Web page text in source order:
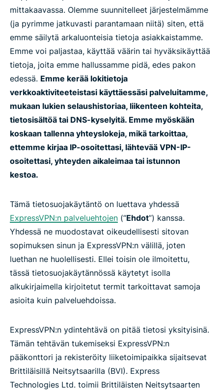
mittakaavassa. Olemme suunnitelleet järjestelmämme
(ja pyrimme jatkuvasti parantamaan niitä) siten, että
emme säilytä arkaluonteisia tietoja asiakkaistamme.
Emme voi paljastaa, käyttää väärin tai hyväksikäyttää
tietoja, joita emme hallussamme pidä, edes pakon
edessä. Emme kerää lokitietoja
verkkoaktiviteeteistasi käyttäessäsi palveluitamme,
mukaan lukien selaushistoriaa, liikenteen kohteita,
tietosisältöä tai DNS-kyselyitä. Emme myöskään
koskaan tallenna yhteyslokeja, mikä tarkoittaa,
ettemme kirjaa IP-osoitettasi, lähtevää VPN-IP-
osoitettasi, yhteyden aikaleimaa tai istunnon
kestoa.
Tämä tietosuojakäytäntö on luettava yhdessä
ExpressVPN:n palveluehtojen (“Ehdot”) kanssa.
Yhdessä ne muodostavat oikeudellisesti sitovan
sopimuksen sinun ja ExpressVPN:n välillä, joten
luethan ne huolellisesti. Ellei toisin ole ilmoitettu,
tässä tietosuojakäytännössä käytetyt isolla
alkukirjaimella kirjoitetut termit tarkoittavat samoja
asioita kuin palveluehdoissa.
ExpressVPN:n ydintehtävä on pitää tietosi yksityisinä.
Tämän tehtävän tukemiseksi ExpressVPN:n
pääkonttori ja rekisteröity liiketoimipaikka sijaitsevat
Brittiläisillä Neitsytsaarilla (BVI). Express
Technologies Ltd. toimii Brittiläisten Neitsytsaarten